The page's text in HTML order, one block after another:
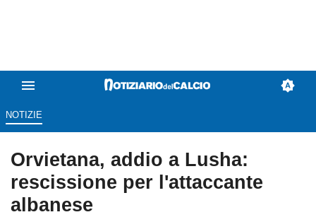
NOTIZIE
Orvietana, addio a Lusha:
rescissione per l'attaccante
albanese